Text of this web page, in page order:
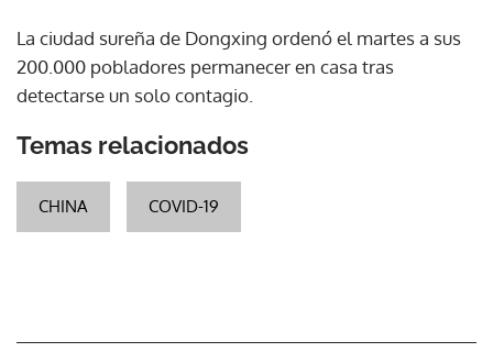
La ciudad sureña de Dongxing ordenó el martes a sus
200.000 pobladores permanecer en casa tras
detectarse un solo contagio.
Temas relacionados
CHINA COVID-19